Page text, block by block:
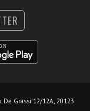
Grassi 12/12A, 20123